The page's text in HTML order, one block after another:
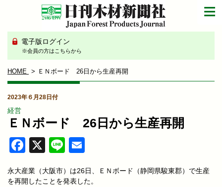
電子版ログイン
※会員の方はこちらから
HOME ＥＮボード 26日から生産再開
2023年６月28日付
経営
ＥＮボード 26日から生産再開
Facebook
X Line
永大産業（大阪市）は26日、ＥＮボード（静岡県駿東郡）で生産
を再開したことを発表した。